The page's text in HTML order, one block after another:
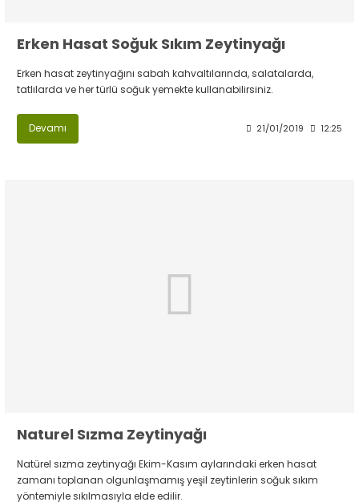
Erken Hasat Soğuk Sıkım Zeytinyağı
Erken hasat zeytinyağını sabah kahvaltılarında, salatalarda,
tatlılarda ve her türlü soğuk yemekte kullanabilirsiniz.
Devamı 21/01/2019 12:25
Naturel Sızma Zeytinyağı
Natürel sızma zeytinyağı Ekim-Kasım aylarındaki erken hasat
zamanı toplanan olgunlaşmamış yeşil zeytinlerin soğuk sıkım
yöntemiyle sıkılmasıyla elde edilir.